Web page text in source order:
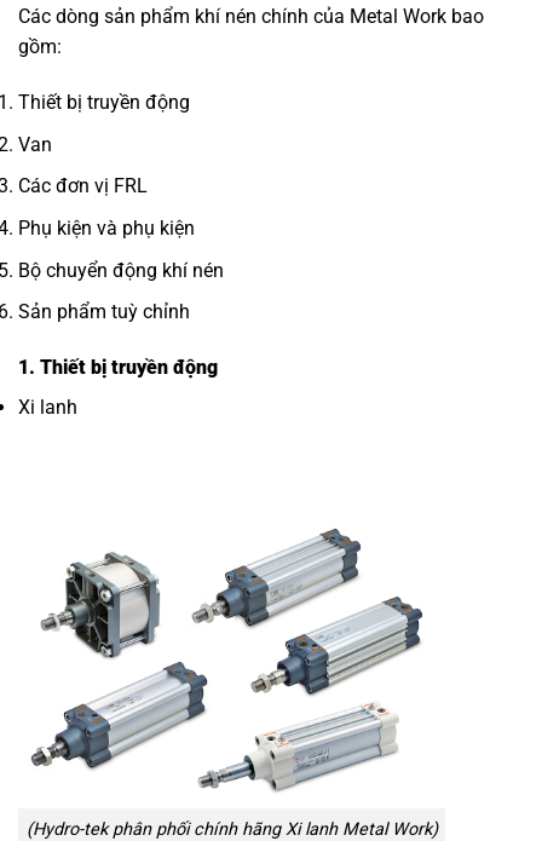
Các dòng sản phẩm khí nén chính của Metal Work bao
gồm:
Thiết bị truyền động
Van
Các đơn vị FRL
Phụ kiện và phụ kiện
Bộ chuyển động khí nén
Sản phẩm tuỳ chỉnh
1. Thiết bị truyền động
Xi lanh
(Hydro-tek phân phối chính hãng Xi lanh Metal Work)